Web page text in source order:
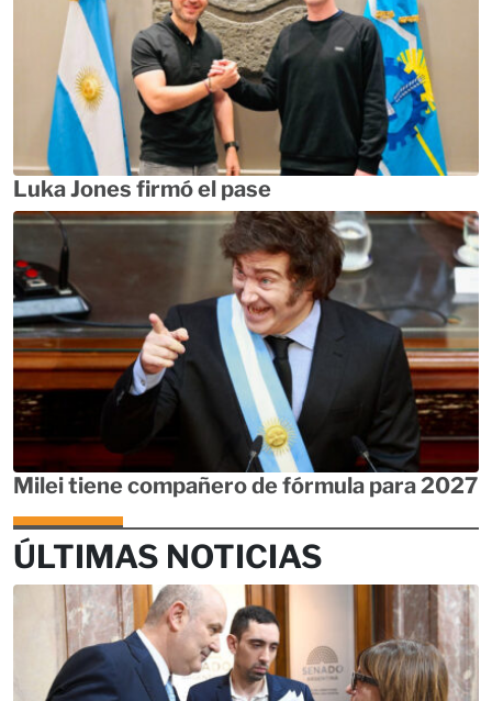
Luka Jones firmó el pase
Milei tiene compañero de fórmula para 2027
ÚLTIMAS NOTICIAS